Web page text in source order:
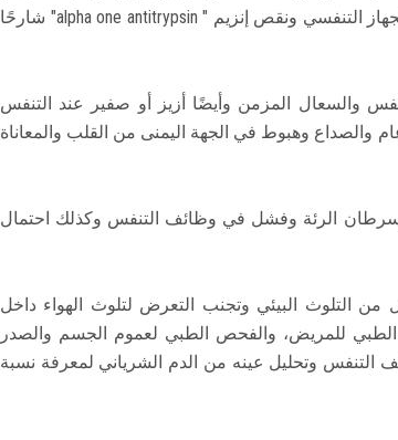
التدخين والتدخين السلبي وملوثات الهواء وضعف مناعة الجهاز التنفسي ونقص إنزيم " alpha one antitrypsin" شارحًا
والسعال المزمن وأيضًا أزيز أو صفير عند التنفس
وهبوط في الجهة اليمنى من القلب والمعاناة
وسرطان الرئة وفشل في وظائف التنفس وكذلك احتمال
من التلوث البيئي وتجنب التعرض لتلوث الهواء داخل
للمريض، والفحص الطبي لعموم الجسم والصدر
التنفس وتحليل عينه من الدم الشرياني لمعرفة نسبة